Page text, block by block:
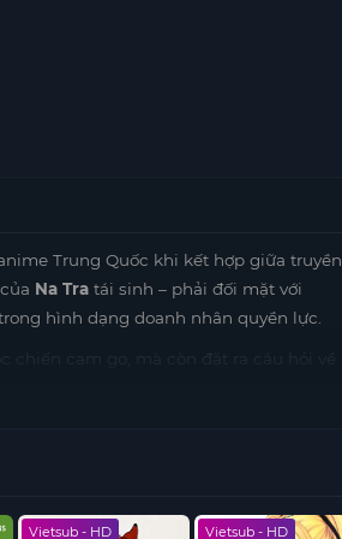
Trung Quốc khi kết hợp giữa truyền
Na Tra tái sinh – phải đối mặt với
hình dạng doanh nhân quyền lực.
cùng kỹ xảo hiện đại và âm thanh
Vietsub - HD Vietsub - HD